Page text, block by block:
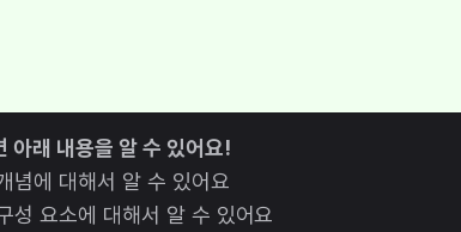
아래 내용을 알 수 있어요!
념에 대해서 알 수 있어요
성 요소에 대해서 알 수 있어요